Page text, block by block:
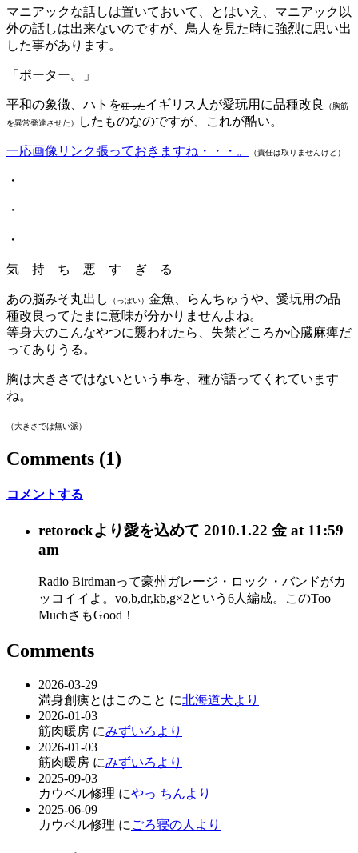
マニアックな話しは置いておいて、とはいえ、マニアック以
外の話しは出来ないのですが、鳥人を見た時に強烈に思い出
した事があります。
「ポーター。」
平和の象徴、ハトを狂ったイギリス人が愛玩用に品種改良
（胸筋
を異常発達させた）
したものなのですが、これが酷い。
一応画像リンク張っておきますね・・・。 （責任は取りませんけど）
・
・
・
気 持 ち 悪 す ぎ る
あの脳みそ丸出し （っぽい） 金魚、らんちゅうや、愛玩用の品
種改良ってたまに意味が分かりませんよね。
等身大のこんなやつに襲われたら、失禁どころか心臓麻痺だ
ってありうる。
胸は大きさではないという事を、種が語ってくれています
ね。
（大きさでは無い派）
Comments (1)
コメントする
retorockより愛を込めて 2010.1.22 金 at 11:59
am
Radio Birdmanって豪州ガレージ・ロック・バンドがカ
ッコイイよ。vo,b,dr,kb,g×2という6人編成。このToo
MuchさもGood！
Comments
2026-03-29
満身創痍とはこのこと に北海道犬より
2026-01-03
筋肉暖房 にみずいろより
2026-01-03
筋肉暖房 にみずいろより
2025-09-03
カウベル修理 にやっ ちんより
2025-06-09
カウベル修理 に ごろ寝の人より